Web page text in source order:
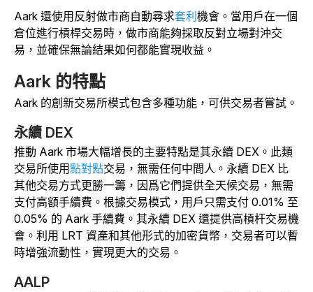
Aark 還使用反射做市商自動尋求套利 機會。當用戶在一個
倉位進行槓桿交易時，做市商能夠採取反對立場對沖交
易，並確保無論結果如何都能實現收益。
Aark 的特點
Aark 的創新交易所模式包含多種功能，可供交易者嘗試。
永續 DEX
推動 Aark 市場大幅增長的主要特點是其永續 DEX。此類
交易所使用點對點交易，無需任何中間人。永續 DEX 比
其他交易方式更勝一籌，因爲它們提供全天候交易，無需
支付高額手續費。根據交易模式，用戶只需支付 0.01% 至
0.05% 的 Aark 手續費。其永續 DEX 還提供高槓杆交易機
會。利用 LRT 資產和其他形式的加密貨幣，交易者可以暫
時增強流動性，實現更大的交易。
AALP